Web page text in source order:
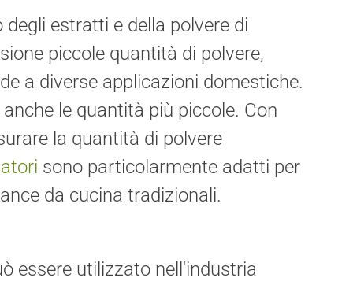
estratti e della polvere di
piccole quantità di polvere,
a diverse applicazioni domestiche.
le quantità più piccole. Con
la quantità di polvere
sono particolarmente adatti per
da cucina tradizionali.
essere utilizzato nell'industria